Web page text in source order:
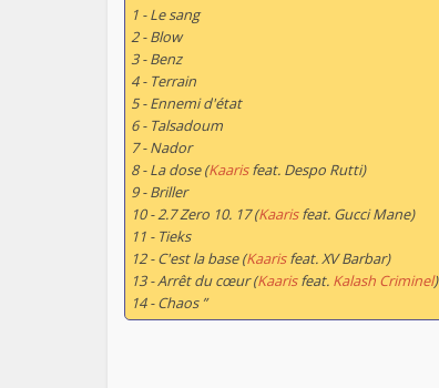
1 - Le sang
2 - Blow
3 - Benz
4 - Terrain
5 - Ennemi d'état
6 - Talsadoum
7 - Nador
8 - La dose (Kaarisfeat. Despo Rutti)
9 - Briller
10 - 2.7 Zero 10. 17 (Kaarisfeat. Gucci Mane)
11 - Tieks
12 - C'est la base (Kaarisfeat. XV Barbar)
13 - Arrêt du cœur (Kaarisfeat. Kalash Criminel)
14 - Chaos ”